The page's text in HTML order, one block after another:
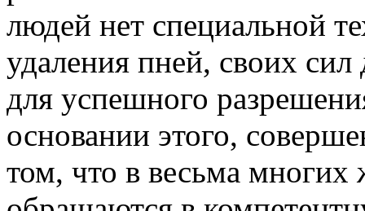
людей нет специальной
удаления пней, своих
для успешного
основании этого,
том, что в весьма